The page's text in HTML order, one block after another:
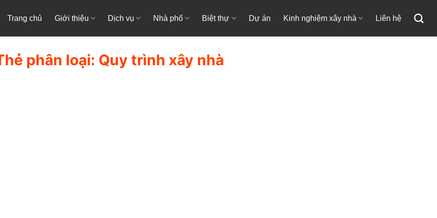
Trang chủ Giới thiệu Dịch vụ Nhà phố Biệt thự Dự án Kinh nghiệm xây nhà Liên hệ
phân loại: Quy trình xây nhà